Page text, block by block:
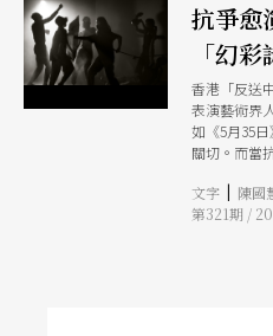
的《5月35
倩。為了強
個幽暗的空
時，演員會
與陳敬萱，
僅僅靠著豐
最後的舞台
在世的人勇
句，光是朗
抗爭愈
「幻彩
香港「反送
表演藝術界
如《5月35
關切。而當
應呼籲用鐳
能性，即興
文字 | 陳國
第321期 /